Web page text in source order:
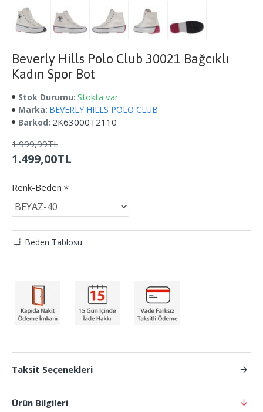
Beverly Hills Polo Club 30021 Bağcıklı
Kadın Spor Bot
Stok Durumu: Stokta var
Marka: BEVERLY HILLS POLO CLUB
Barkod: 2K63000T2110
1.499,00TL
1.999,99TL
Renk-Beden
Beden Tablosu
Taksit Seçenekleri
Ürün Bilgileri